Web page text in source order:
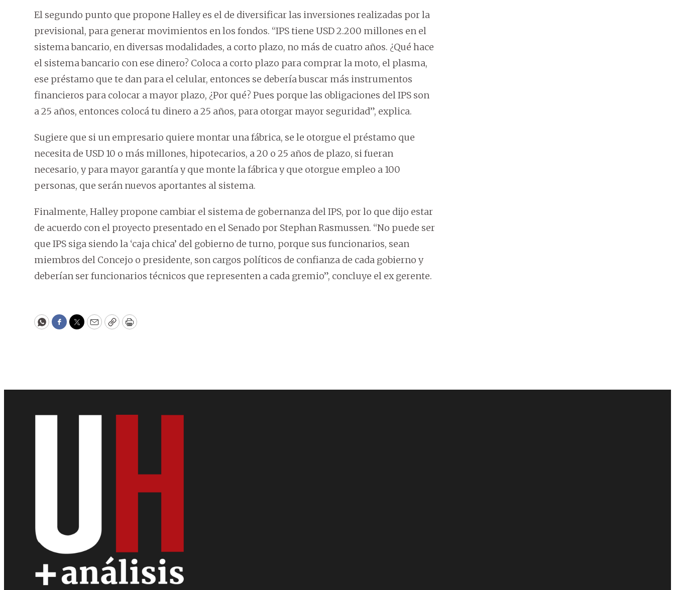
El segundo punto que propone Halley es el de diversificar las inversiones realizadas por la
previsional, para generar movimientos en los fondos. “IPS tiene USD 2.200 millones en el
sistema bancario, en diversas modalidades, a corto plazo, no más de cuatro años. ¿Qué hace
el sistema bancario con ese dinero? Coloca a corto plazo para comprar la moto, el plasma,
ese préstamo que te dan para el celular, entonces se debería buscar más instrumentos
financieros para colocar a mayor plazo, ¿Por qué? Pues porque las obligaciones del IPS son
a 25 años, entonces colocá tu dinero a 25 años, para otorgar mayor seguridad”, explica.
Sugiere que si un empresario quiere montar una fábrica, se le otorgue el préstamo que
necesita de USD 10 o más millones, hipotecarios, a 20 o 25 años de plazo, si fueran
necesario, y para mayor garantía y que monte la fábrica y que otorgue empleo a 100
personas, que serán nuevos aportantes al sistema.
Finalmente, Halley propone cambiar el sistema de gobernanza del IPS, por lo que dijo estar
de acuerdo con el proyecto presentado en el Senado por Stephan Rasmussen. “No puede ser
que IPS siga siendo la ‘caja chica’ del gobierno de turno, porque sus funcionarios, sean
miembros del Concejo o presidente, son cargos políticos de confianza de cada gobierno y
deberían ser funcionarios técnicos que representen a cada gremio”, concluye el ex gerente.
WhatsApp
Facebook
Twitter
EmailCopyPrint